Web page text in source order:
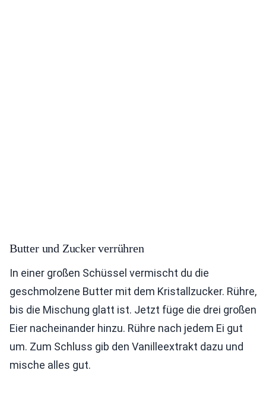
Butter und Zucker verrühren
In einer großen Schüssel vermischt du die
geschmolzene Butter mit dem Kristallzucker. Rühre,
bis die Mischung glatt ist. Jetzt füge die drei großen
Eier nacheinander hinzu. Rühre nach jedem Ei gut
um. Zum Schluss gib den Vanilleextrakt dazu und
mische alles gut.